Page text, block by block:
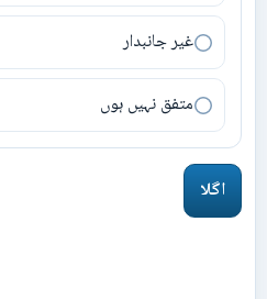
غیر جانبدار
متفق نہیں ہوں
اگلا